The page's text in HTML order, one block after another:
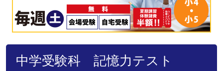
中学受験科 記憶力テスト